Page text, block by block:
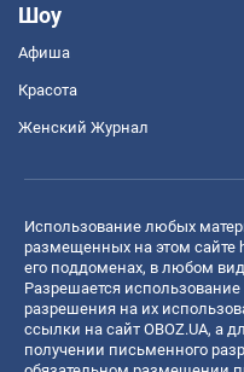
Шоу
Афиша
Красота
Женский Журнал
Использование любых
размещенных на этом сайте
его поддоменах, в любом
Разрешается
разрешения на их
ссылки на сайт OBOZ.UA, а
получении письменного